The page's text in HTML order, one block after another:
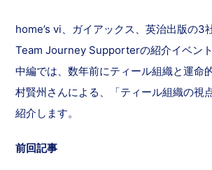
home’s vi、ガイアックス、英治出版の3
Team Journey Supporterの紹介イベント
中編では、数年前にティール組織と運命
村賢州さんによる、「ティール組織の視
紹介します。
前回記事